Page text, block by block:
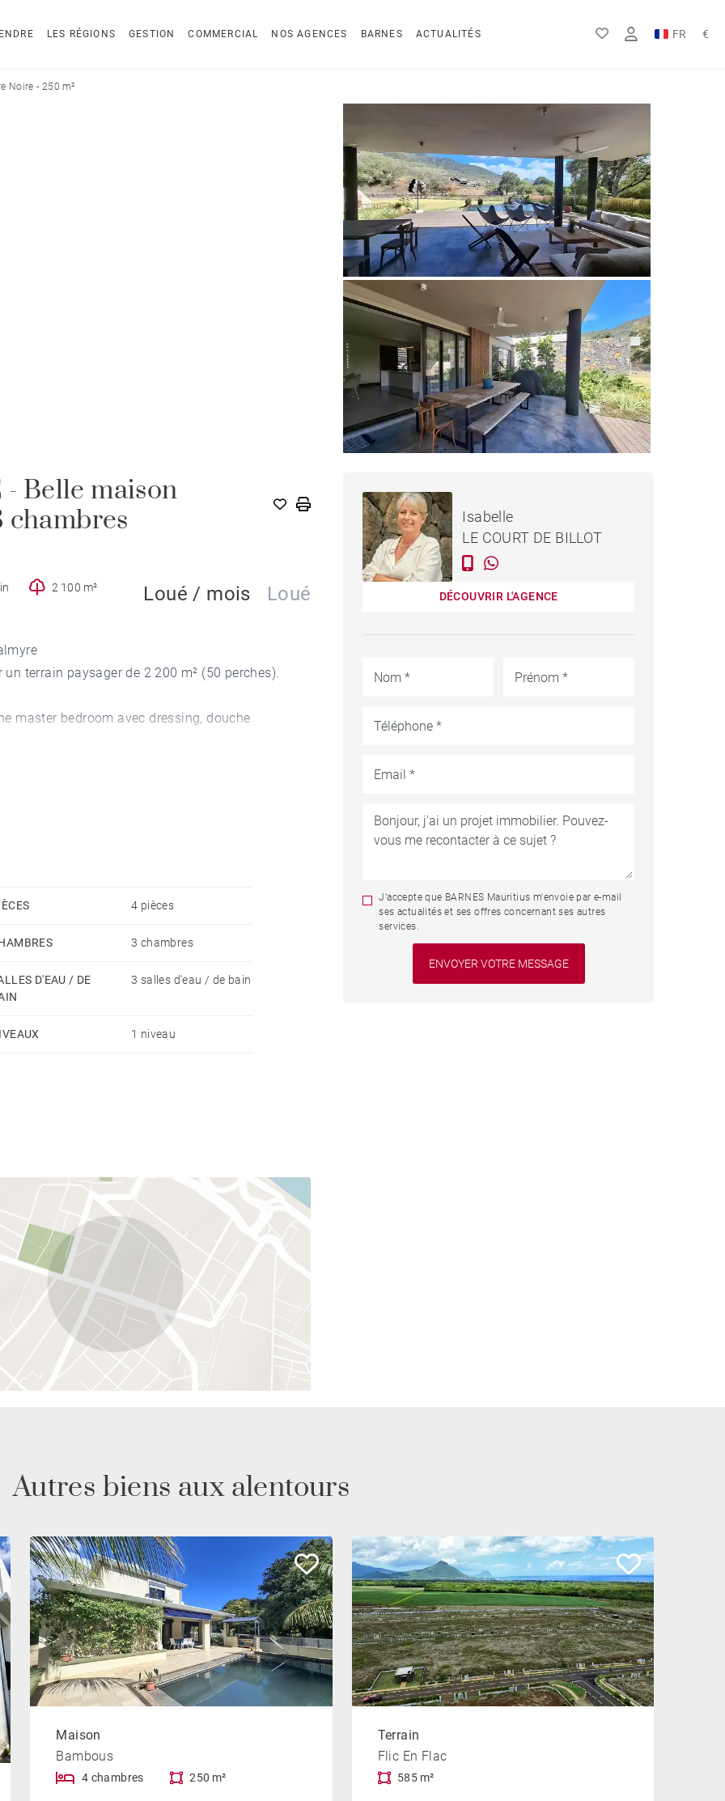
LES RÉGIONS GESTION COMMERCIAL NOS AGENCES BARNES ACTUALITÉS FR
EN
€
Rs
Noire - 250 m²
Belle maison
chambres
2 100 m² Loué / mois Loué
terrain paysager de 2 200 m² (50 perches).
master bedroom avec dressing, douche
store.
jardin paysager avec éclairages.
la charge du locataire).
pour un confort absolu dans un cadre
4 pièces
3 chambres
D'EAU / DE
3 salles d'eau / de bain
1 niveau
MAISON RIVIÈRE NOIRE -
250 M²Isabelle
LE COURT DE BILLOT
DÉCOUVRIR L'AGENCE
J'accepte que BARNES Mauritius m'envoie par e-mail
ses actualités et ses offres concernant ses autres
services.
Autres biens aux alentours
Maison
Bambous
4 chambres 250 m²
Terrain
Flic En Flac
585 m²